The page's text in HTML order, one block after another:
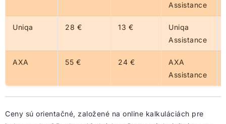
Assistance
Uniqa 28 € 13 €
Uniqa
Assistance
AXA 55 € 24 €
AXA
Assistance
Ceny sú orientačné, založené na online kalkuláciách pre